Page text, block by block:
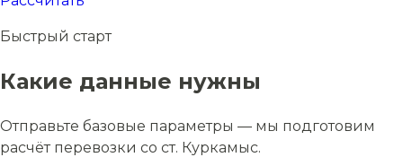
Быстрый старт
Какие данные нужны
Отправьте базовые параметры — мы подготовим
расчёт перевозки со ст. Куркамыс.